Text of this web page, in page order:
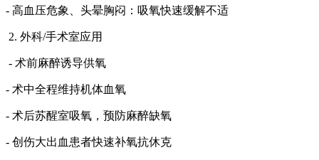
- 高血压危象、头晕胸闷：吸氧快速缓解不适
2. 外科/手术室应用
- 术前麻醉诱导供氧
- 术中全程维持机体血氧
- 术后苏醒室吸氧，预防麻醉缺氧
- 创伤大出血患者快速补氧抗休克